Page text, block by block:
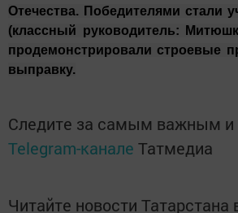
Отечества. Победителями стали
(классный руководитель:
продемонстрировали строевые
выправку.
Следите за самым важным и
Telegram-канале Татмедиа
Читайте новости Татарстана